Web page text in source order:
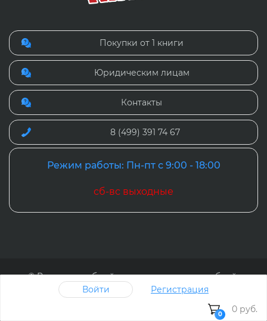
Покупки от 1 книги
Юридическим лицам
Контакты
8 (499) 391 74 67
Режим работы: Пн-пт с 9:00 - 18:00
сб-вс выходные
© Рослит - удобный интернет-магазин учебной,
методической и детской литературы, 2024
Войти Регистрация
0 0 руб.